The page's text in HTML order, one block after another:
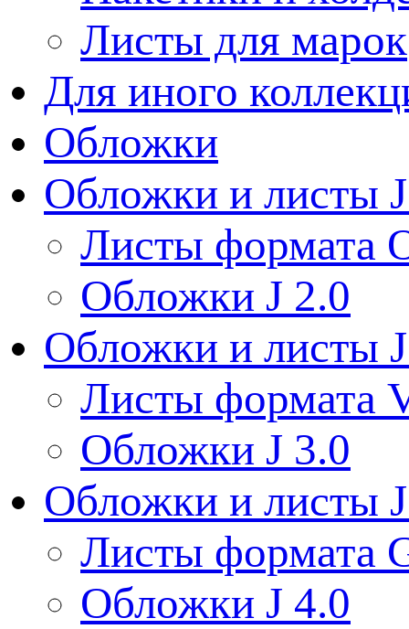
Листы для марок
Для иного
Обложки
Обложки и листы
Листы формата
Обложки J 2.0
Обложки и листы
Листы формата
Обложки J 3.0
Обложки и листы
Листы формата
Обложки J 4.0